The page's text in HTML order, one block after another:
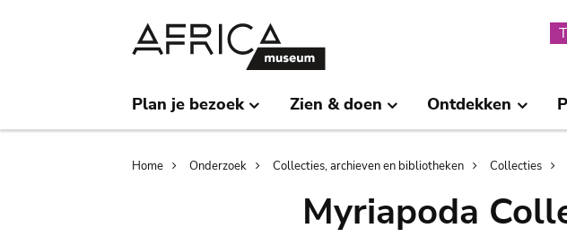
Plan je bezoek Zien & doen Ontdekken
Breadcrumb
Home Onderzoek Collecties, archieven en bibliotheken Collecties
Myriapoda